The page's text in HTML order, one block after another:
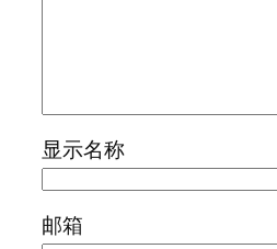
显示名称
邮箱